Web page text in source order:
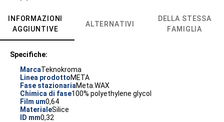
INFORMAZIONI
AGGIUNTIVE
ALTERNATIVI
DELLA STESSA
FAMIGLIA
Specifiche:
MarcaTeknokroma
Linea prodottoMETA
Fase stazionariaMeta.WAX
Chimica di fase100% polyethylene glycol
Film um0,64
MaterialeSilice
ID mm0,32